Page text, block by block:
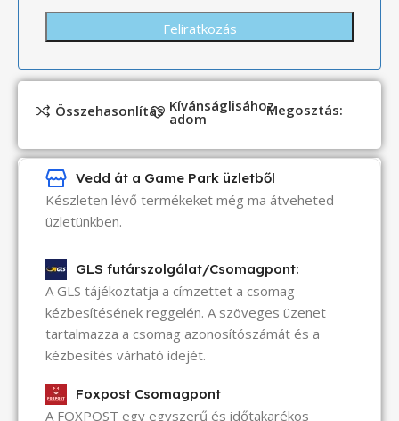
Összehasonlítás Kívánságlisához
adom Megosztás:
Vedd át a Game Park üzletből
Készleten lévő termékeket még ma átveheted
üzletünkben.
GLS futárszolgálat/Csomagpont:
A GLS tájékoztatja a címzettet a csomag
kézbesítésének reggelén. A szöveges üzenet
tartalmazza a csomag azonosítószámát és a
kézbesítés várható idejét.
Foxpost Csomagpont
A FOXPOST egy egyszerű és időtakarékos